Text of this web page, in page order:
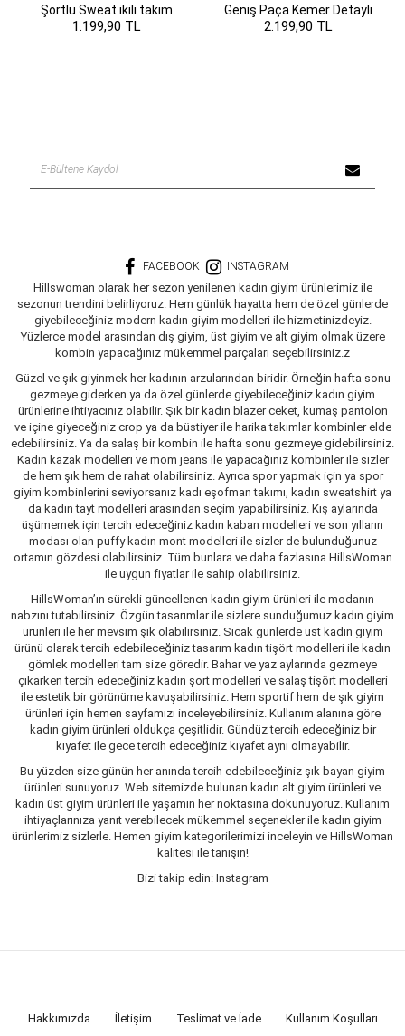
Şortlu Sweat ikili takım
1.199,90 TL
Geniş Paça Kemer Detaylı
Kahverengi Takım
2.199,90 TL
FACEBOOK INSTAGRAM
Hillswoman olarak her sezon yenilenen kadın giyim ürünlerimiz ile
sezonun trendini belirliyoruz. Hem günlük hayatta hem de özel günlerde
giyebileceğiniz modern kadın giyim modelleri ile hizmetinizdeyiz.
Yüzlerce model arasından dış giyim, üst giyim ve alt giyim olmak üzere
kombin yapacağınız mükemmel parçaları seçebilirsiniz.z
Güzel ve şık giyinmek her kadının arzularından biridir. Örneğin hafta sonu
gezmeye giderken ya da özel günlerde giyebileceğiniz kadın giyim
ürünlerine ihtiyacınız olabilir. Şık bir kadın blazer ceket, kumaş pantolon
ve içine giyeceğiniz crop ya da büstiyer ile harika takımlar kombinler elde
edebilirsiniz. Ya da salaş bir kombin ile hafta sonu gezmeye gidebilirsiniz.
Kadın kazak modelleri ve mom jeans ile yapacağınız kombinler ile sizler
de hem şık hem de rahat olabilirsiniz. Ayrıca spor yapmak için ya spor
giyim kombinlerini seviyorsanız kadı eşofman takımı, kadın sweatshirt ya
da kadın tayt modelleri arasından seçim yapabilirsiniz. Kış aylarında
üşümemek için tercih edeceğiniz kadın kaban modelleri ve son yılların
modası olan puffy kadın mont modelleri ile sizler de bulunduğunuz
ortamın gözdesi olabilirsiniz. Tüm bunlara ve daha fazlasına HillsWoman
ile uygun fiyatlar ile sahip olabilirsiniz.
HillsWoman’ın sürekli güncellenen kadın giyim ürünleri ile modanın
nabzını tutabilirsiniz. Özgün tasarımlar ile sizlere sunduğumuz kadın giyim
ürünleri ile her mevsim şık olabilirsiniz. Sıcak günlerde üst kadın giyim
ürünü olarak tercih edebileceğiniz tasarım kadın tişört modelleri ile kadın
gömlek modelleri tam size göredir. Bahar ve yaz aylarında gezmeye
çıkarken tercih edeceğiniz kadın şort modelleri ve salaş tişört modelleri
ile estetik bir görünüme kavuşabilirsiniz. Hem sportif hem de şık giyim
ürünleri için hemen sayfamızı inceleyebilirsiniz. Kullanım alanına göre
kadın giyim ürünleri oldukça çeşitlidir. Gündüz tercih edeceğiniz bir
kıyafet ile gece tercih edeceğiniz kıyafet aynı olmayabilir.
Bu yüzden size günün her anında tercih edebileceğiniz şık bayan giyim
ürünleri sunuyoruz. Web sitemizde bulunan kadın alt giyim ürünleri ve
kadın üst giyim ürünleri ile yaşamın her noktasına dokunuyoruz. Kullanım
ihtiyaçlarınıza yanıt verebilecek mükemmel seçenekler ile kadın giyim
ürünlerimiz sizlerle. Hemen giyim kategorilerimizi inceleyin ve HillsWoman
kalitesi ile tanışın!
Bizi takip edin: Instagram
Hakkımızda İletişim Teslimat ve İade Kullanım Koşulları